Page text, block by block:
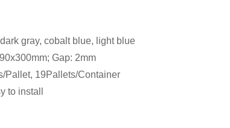
gray, cobalt blue, light blue
Gap: 2mm
Pallet, 19Pallets/Container
to install